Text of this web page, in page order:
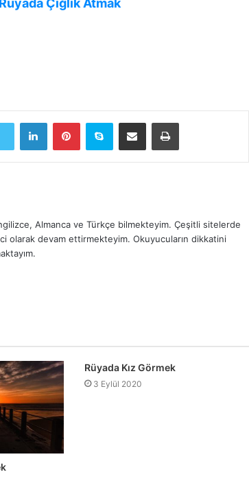
Çığlık Atmak
LinkedInPinterestSkype E-Posta ile paylaş Yazdır
Almanca ve Türkçe bilmekteyim. Çeşitli sitelerde
olarak devam ettirmekteyim. Okuyucuların dikkatini
Rüyada Kız Görmek
3 Eylül 2020